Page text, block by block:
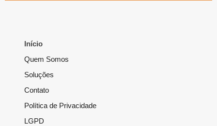
Início
Quem Somos
Soluções
Contato
Política de Privacidade
LGPD